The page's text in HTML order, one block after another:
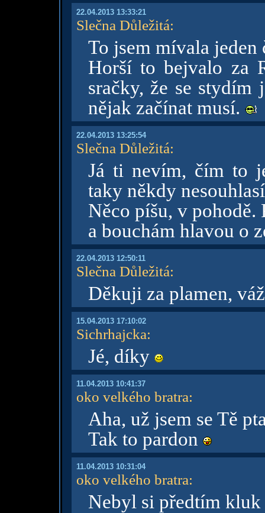
22.04.2013 13:33:21
Slečna Důležitá:
To jsem mívala jeden
Horší to bejvalo za
sračky, že se stydím
nějak začínat musí.
22.04.2013 13:25:54
Slečna Důležitá:
Já ti nevím, čím to
taky někdy
Něco píšu, v pohodě.
a bouchám hlavou o
22.04.2013 12:50:11
Slečna Důležitá:
Děkuji za plamen,
15.04.2013 17:10:02
Sichrhajcka:
Jé, díky
11.04.2013 10:41:37
oko velkého bratra:
Aha, už jsem se Tě
Tak to pardon
11.04.2013 10:31:04
oko velkého bratra:
Nebyl si předtím kluk